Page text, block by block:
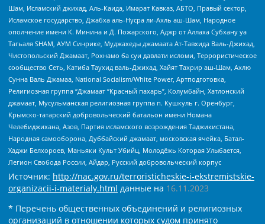
Шам, Исламский джихад, Аль-Каида, Имарат Кавказ, АБТО, Правый сектор,
Исламское государство, Джабха аль-Нусра ли-Ахль аш-Шам, Народное
ополчение имени К. Минина и Д. Пожарского, Аджр от Аллаха Субхану уа
Тагьаля SHAM, АУМ Синрике, Муджахеды джамаата Ат-Тавхида Валь-Джихад,
Чистопольский Джамаат, Рохнамо ба суи давлати исломи, Террористическое
сообщество Сеть, Катиба Таухид валь-Джихад, Хайят Тахрир аш-Шам, Ахлю
Сунна Валь Джамаа, National Socialism/White Power, Артподготовка,
Религиозная группа “Джамаат “Красный пахарь”, Колумбайн, Хатлонский
джамаат, Мусульманская религиозная группа п. Кушкуль г. Оренбург,
Крымско-татарский добровольческий батальон имени Номана
Челебиджихана, Азов, Партия исламского возрождения Таджикистана,
Народная самооборона, Дуббайский джамаат, московская ячейка, Батал-
Хаджи Белхороев, Маньяки Культ Убийц, Молодёжь Которая Улыбается,
Легион Свобода России, Айдар, Русский добровольческий корпус
Источник: http://nac.gov.ru/terroristicheskie-i-ekstremistskie-
organizacii-i-materialy.html данные на 16.11.2023
* Перечень общественных объединений и религиозных
организаций в отношении которых судом принято